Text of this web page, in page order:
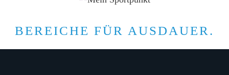
BEREICHE FÜR AUSDAUER.